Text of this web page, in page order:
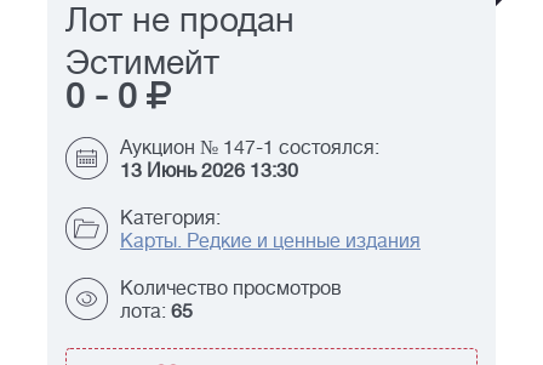
Лот не продан
Эстимейт
0 - 0
Аукцион № 147-1 состоялся:
13 Июнь 2026 13:30
Категория:
Карты. Редкие и ценные издания
Количество просмотров
лота: 65